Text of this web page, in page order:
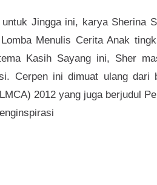
Jingga ini, karya Sherina
Menulis Cerita Anak
Kasih Sayang ini, Sher
Cerpen ini dimuat ulang dari
2012 yang juga berjudul